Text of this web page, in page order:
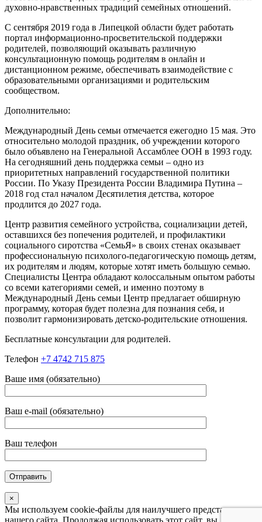
духовно-нравственных традиций семейных отношений.
С сентября 2019 года в Липецкой области будет работать
портал информационно-просветительской поддержки
родителей, позволяющий оказывать различную
консультационную помощь родителям в онлайн и
дистанционном режиме, обеспечивать взаимодействие с
образовательными организациями и родительским
сообществом.
Дополнительно:
Международный День семьи отмечается ежегодно 15 мая. Это
относительно молодой праздник, об учреждении которого
было объявлено на Генеральной Ассамблее ООН в 1993 году.
На сегодняшний день поддержка семьи – одно из
приоритетных направлений государственной политики
России. По Указу Президента России Владимира Путина –
2018 год стал началом Десятилетия детства, которое
продлится до 2027 года.
Центр развития семейного устройства, социализации детей,
оставшихся без попечения родителей, и профилактики
социального сиротства «СемьЯ» в своих стенах оказывает
профессиональную психолого-педагогическую помощь детям,
их родителям и людям, которые хотят иметь большую семью.
Специалисты Центра обладают колоссальным опытом работы
со всеми категориями семей, и именно поэтому в
Международный День семьи Центр предлагает обширную
программу, которая будет полезна для познания себя, и
позволит гармонизировать детско-родительские отношения.
Бесплатные консультации для родителей.
Телефон +7 4742 715 875
Ваше имя (обязательно)
Ваш e-mail (обязательно)
Ваш телефон
×
Мы используем cookie-файлы для наилучшего представления